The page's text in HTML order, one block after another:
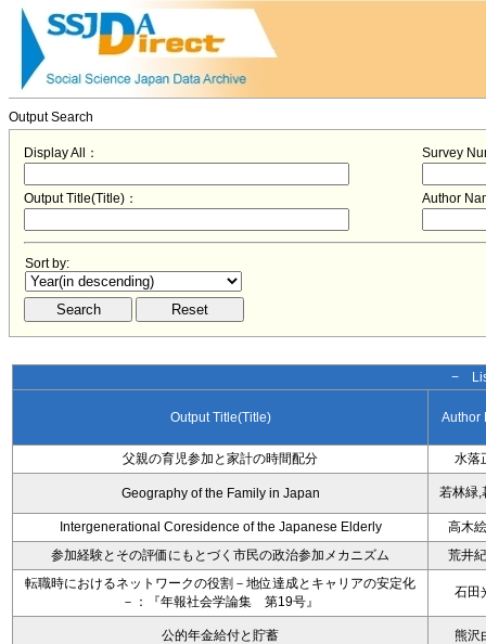
Output Search
Display All： Survey
Output Title(Title)： Author
Sort by:
−
Output Title(Title) Author
父親の育児参加と家計の時間配分 水落
Geography of the Family in Japan 若林緑,
Intergenerational Coresidence of the Japanese Elderly
高木
参加経験とその評価にもとづく市民の政治参加メカニズム
荒井
転職時におけるネットワークの役割－地位達成とキャリアの安定化
－：『年報社会学論集 第19号』
石田
公的年金給付と貯蓄 熊沢